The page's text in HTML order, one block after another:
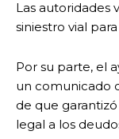
Las autoridades
siniestro vial
Por su parte, el
un comunicado
de que
legal a los